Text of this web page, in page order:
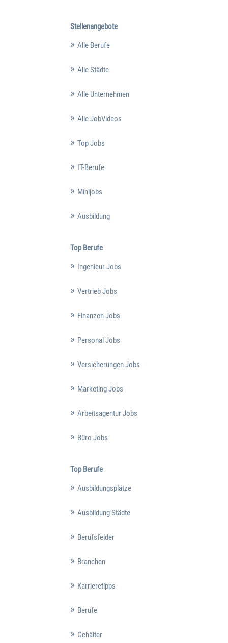
Stellenangebote
Alle Berufe
Alle Städte
Alle Unternehmen
Alle JobVideos
Top Jobs
IT-Berufe
Minijobs
Ausbildung
Top Berufe
Ingenieur Jobs
Vertrieb Jobs
Finanzen Jobs
Personal Jobs
Versicherungen Jobs
Marketing Jobs
Arbeitsagentur Jobs
Büro Jobs
Top Berufe
Ausbildungsplätze
Ausbildung Städte
Berufsfelder
Branchen
Karrieretipps
Berufe
Gehälter